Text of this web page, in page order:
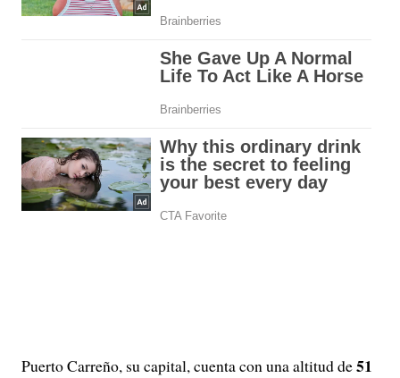
Puerto Carreño, su capital, cuenta con una altitud de51